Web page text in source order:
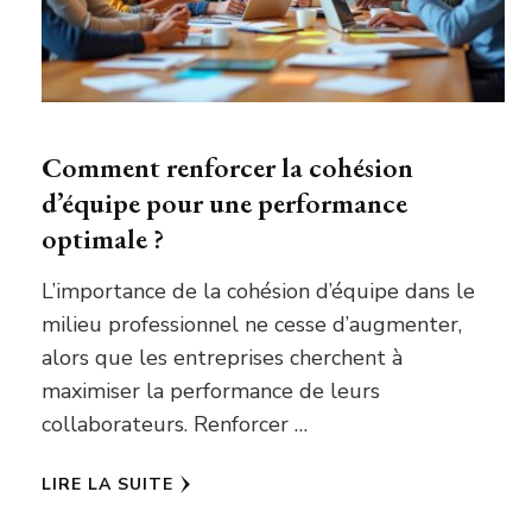
Comment renforcer la cohésion
d’équipe pour une performance
optimale ?
L’importance de la cohésion d’équipe dans le
milieu professionnel ne cesse d’augmenter,
alors que les entreprises cherchent à
maximiser la performance de leurs
collaborateurs. Renforcer …
LIRE LA SUITE